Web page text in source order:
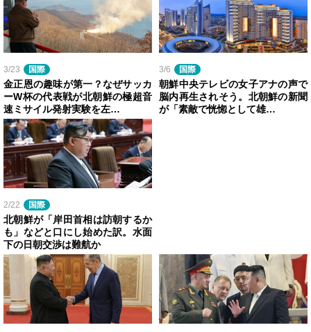
3/23 国際
金正恩の趣味が第一？なぜサッカ
ーW杯の代表戦が北朝鮮の極超音
速ミサイル発射実験を左…
3/6 国際
朝鮮中央テレビの女子アナの声で
脳内再生されそう。北朝鮮の新聞
が「素敵で恍惚として雄…
2/22 国際
北朝鮮が「岸田首相は訪朝するか
も」などと口にし始めた訳。水面
下の日朝交渉は難航か